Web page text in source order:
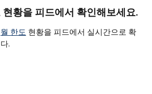
현황을 피드에서 확인해보세요.
월 한도 현황을 피드에서 실시간으로 확
.